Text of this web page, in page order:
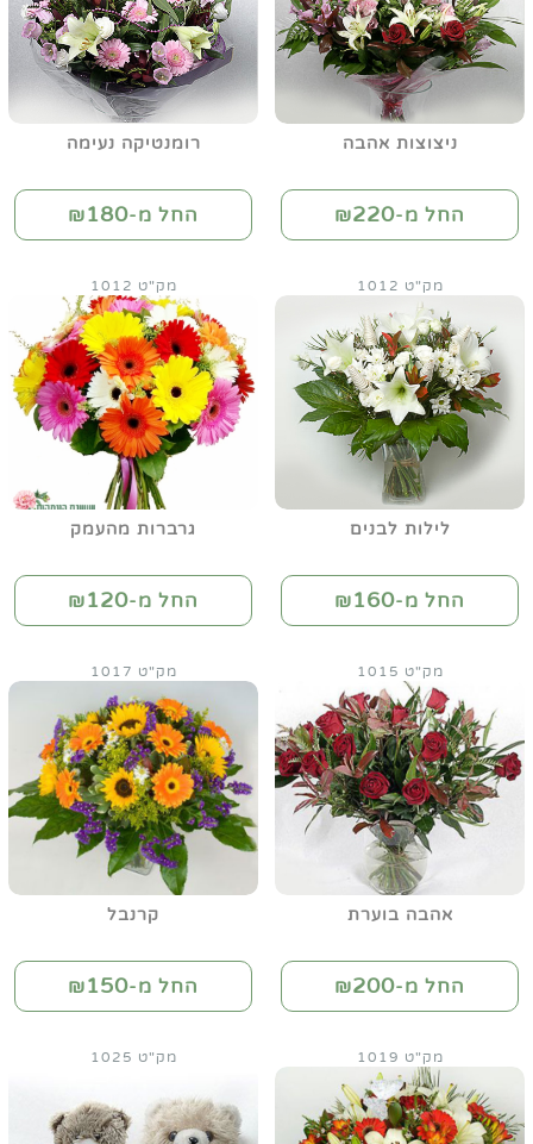
ניצוצות אהבה
החל מ-₪220
רומנטיקה נעימה
החל מ-₪180
לילות לבנים
מק"ט 1012
החל מ-₪160
גרברות מהעמק
מק"ט 1012
החל מ-₪120
אהבה בוערת
מק"ט 1015
החל מ-₪200
קרנבל
מק"ט 1017
החל מ-₪150
מק"ט 1019 מק"ט 1025